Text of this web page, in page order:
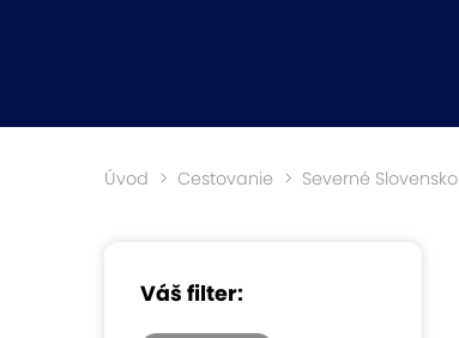
Úvod Cestovanie Severné Slovensko
Váš filter: